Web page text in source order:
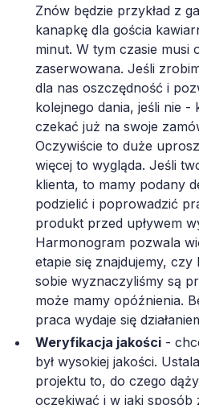
Znów będzie przykład z
kanapkę dla gościa
minut. W tym czasie musi
zaserwowana. Jeśli
dla nas oszczędność i
kolejnego dania, jeśli nie -
czekać już na swoje
Oczywiście to duże
więcej to wygląda. Jeśli
klienta, to mamy podany
podzielić i poprowadzić
produkt przed upływem
Harmonogram pozwala
etapie się znajdujemy,
sobie wyznaczyliśmy są
może mamy opóźnienia.
praca wydaje się
Weryfikacja jakości -
był wysokiej jakości.
projektu to, do czego
oczekiwać i w jaki